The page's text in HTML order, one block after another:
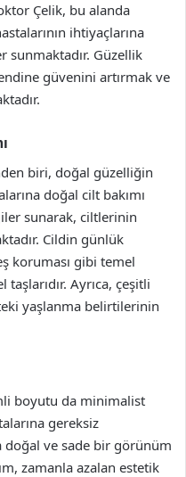
Çelik, bu alanda
ihtiyaçlarına
Güzellik
güvenini artırmak ve
biri, doğal güzelliğin
doğal cilt bakımı
sunarak, ciltlerinin
Cildin günlük
koruması gibi temel
Ayrıca, çeşitli
yaşlanma belirtilerinin
boyutu da minimalist
gereksiz
doğal ve sade bir görünüm
zamanla azalan estetik